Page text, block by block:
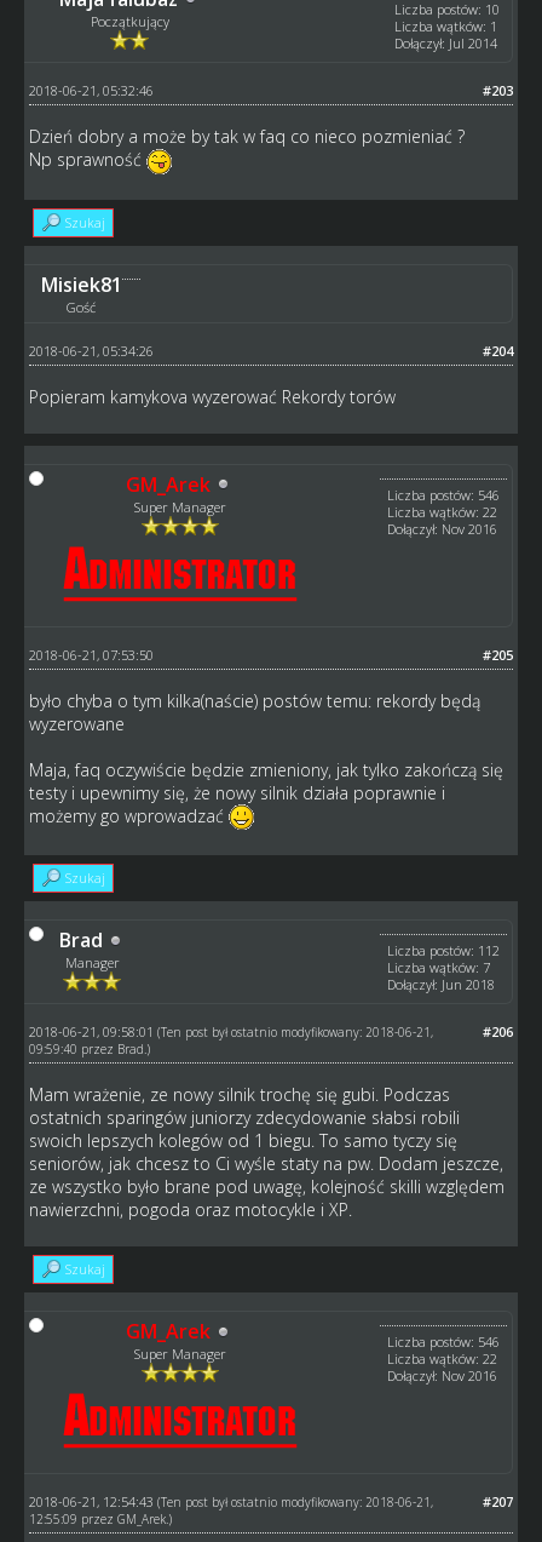
Początkujący
Liczba postów: 10
Liczba wątków: 1
Dołączył: Jul 2014
#203
2018-06-21, 05:32:46
Dzień dobry a może by tak w faq co nieco pozmieniać ?
Np sprawność
Szukaj
Misiek81
Gość
#204
2018-06-21, 05:34:26
Popieram kamykova wyzerować Rekordy torów
GM_Arek
Super Manager
Liczba postów: 546
Liczba wątków: 22
Dołączył: Nov 2016
#205
2018-06-21, 07:53:50
było chyba o tym kilka(naście) postów temu: rekordy będą
wyzerowane
Maja, faq oczywiście będzie zmieniony, jak tylko zakończą się
testy i upewnimy się, że nowy silnik działa poprawnie i
możemy go wprowadzać
Szukaj
Brad
Manager
Liczba postów: 112
Liczba wątków: 7
Dołączył: Jun 2018
#206
2018-06-21, 09:58:01 (Ten post był ostatnio modyfikowany: 2018-06-21,
09:59:40 przez Brad.)
Mam wrażenie, ze nowy silnik trochę się gubi. Podczas
ostatnich sparingów juniorzy zdecydowanie słabsi robili
swoich lepszych kolegów od 1 biegu. To samo tyczy się
seniorów, jak chcesz to Ci wyśle staty na pw. Dodam jeszcze,
ze wszystko było brane pod uwagę, kolejność skilli względem
nawierzchni, pogoda oraz motocykle i XP.
Szukaj
GM_Arek
Super Manager
Liczba postów: 546
Liczba wątków: 22
Dołączył: Nov 2016
#207
2018-06-21, 12:54:43 (Ten post był ostatnio modyfikowany: 2018-06-21,
12:55:09 przez GM_Arek.)